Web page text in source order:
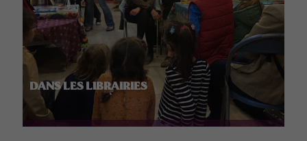
DANS LES LIBRAIRIES